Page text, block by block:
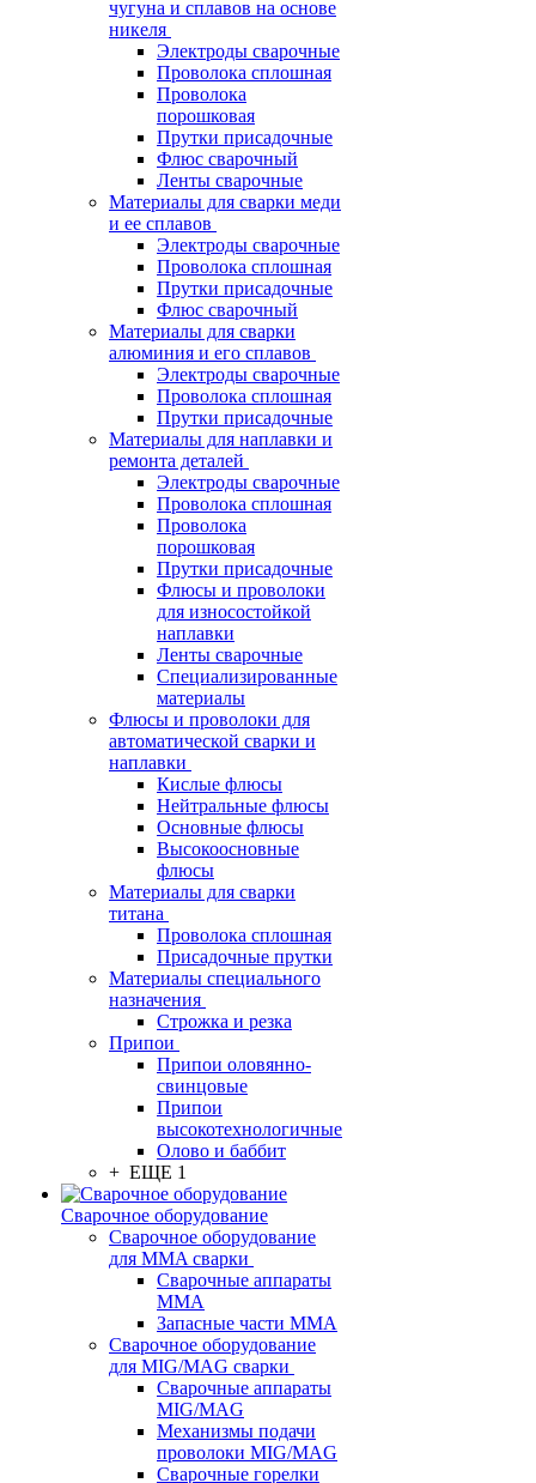
чугуна и сплавов на основе
никеля
Электроды сварочные
Проволока сплошная
Проволока
порошковая
Прутки присадочные
Флюс сварочный
Ленты сварочные
Материалы для сварки меди
и ее сплавов
Электроды сварочные
Проволока сплошная
Прутки присадочные
Флюс сварочный
Материалы для сварки
алюминия и его сплавов
Электроды сварочные
Проволока сплошная
Прутки присадочные
Материалы для наплавки и
ремонта деталей
Электроды сварочные
Проволока сплошная
Проволока
порошковая
Прутки присадочные
Флюсы и проволоки
для износостойкой
наплавки
Ленты сварочные
Специализированные
материалы
Флюсы и проволоки для
автоматической сварки и
наплавки
Кислые флюсы
Нейтральные флюсы
Основные флюсы
Высокоосновные
флюсы
Материалы для сварки
титана
Проволока сплошная
Присадочные прутки
Материалы специального
назначения
Строжка и резка
Припои
Припои оловянно-
свинцовые
Припои
высокотехнологичные
Олово и баббит
+ ЕЩЕ 1
Сварочное оборудование
Сварочное оборудование
для MMA сварки
Сварочные аппараты
MMA
Запасные части MMA
Сварочное оборудование
для MIG/MAG сварки
Сварочные аппараты
MIG/MAG
Механизмы подачи
проволоки MIG/MAG
Сварочные горелки